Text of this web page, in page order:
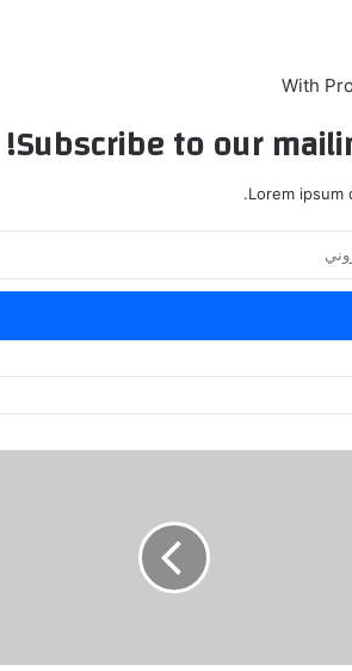
With
Subscribe to our
Lorem ipsum